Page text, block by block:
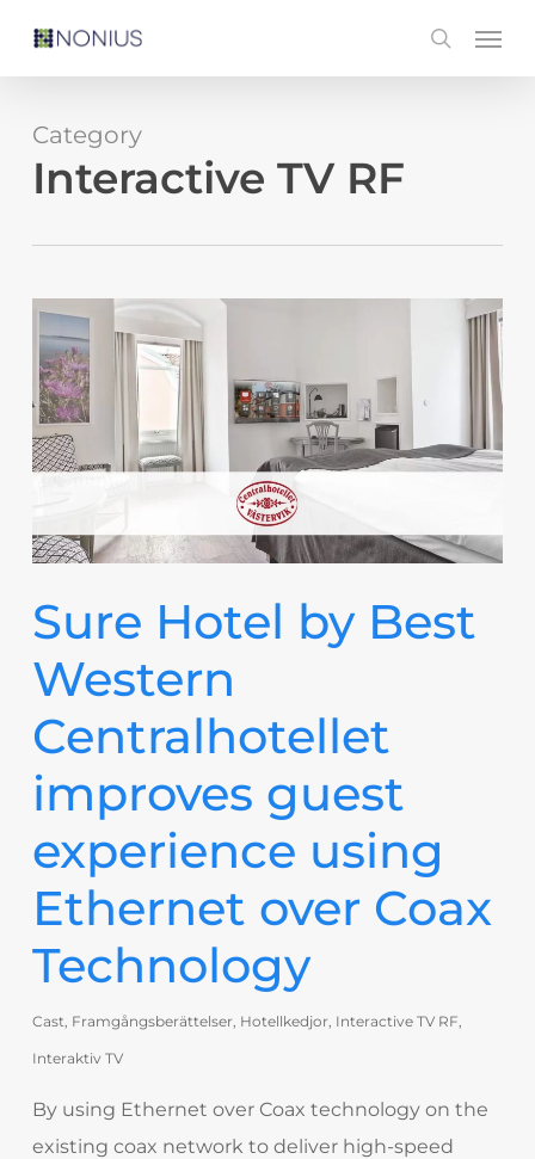
content
search
Menu
Category
Interactive TV RF
Sure Hotel by Best
Western
Centralhotellet
improves guest
experience using
Ethernet over Coax
Technology
Cast Framgångsberättelser, Hotellkedjor, Interactive TV RF
Interaktiv TV
By using Ethernet over Coax technology on the
existing coax network to deliver high-speed